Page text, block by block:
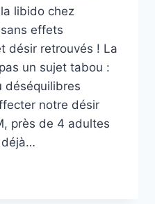
libido chez
effets
désir retrouvés ! La
un sujet tabou :
déséquilibres
notre désir
près de 4 adultes
déjà…